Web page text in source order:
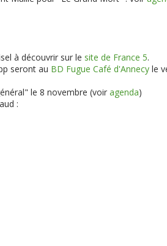
à découvrir sur le site de France 5.
seront au BD Fugue Café d'Annecy le
le 8 novembre (voir agenda)
: